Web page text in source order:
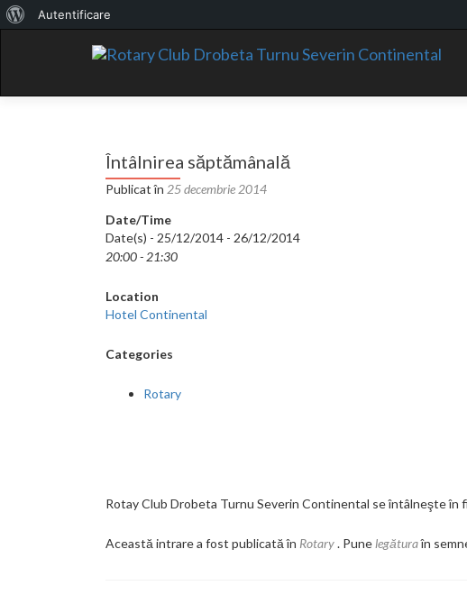
Întâlnirea săptămânală
Publicat în 25 decembrie 2014
Date/Time
Date(s) - 25/12/2014 - 26/12/2014
20:00 - 21:30
Location
Hotel Continental
Categories
Rotary
Rotay Club Drobeta Turnu Severin Continental se întâlneşte în
Această intrare a fost publicată în Rotary. Punelegăturaîn
Despre
Autentificare